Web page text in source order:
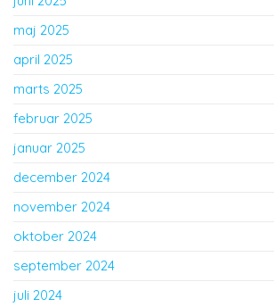
maj 2025
april 2025
marts 2025
februar 2025
januar 2025
december 2024
november 2024
oktober 2024
september 2024
juli 2024